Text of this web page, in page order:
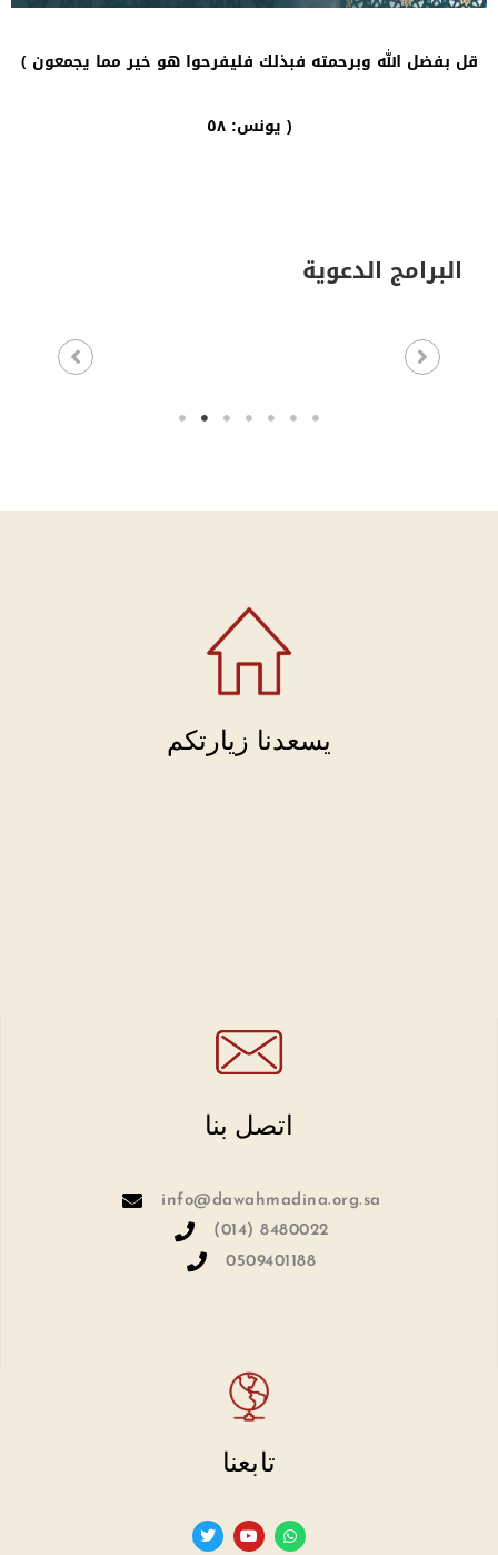
قل بفضل الله وبرحمته فبذلك فليفرحوا هو خير مما يجمعون ﴾
يونس: ٥٨ )
البرامج الدعوية
يسعدنا زيارتكم
اتصل بنا
info@dawahmadina.org.sa
(014) 8480022
0509401188
تابعنا